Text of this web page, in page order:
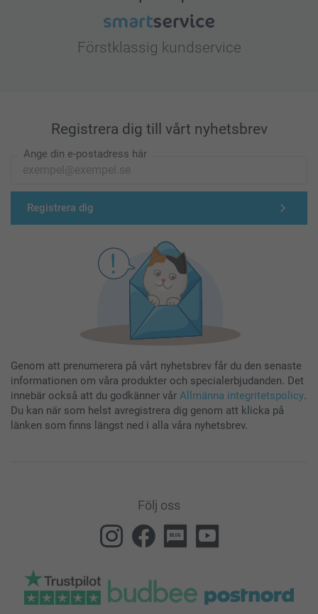
Förstklassig kundservice
Registrera dig till vårt nyhetsbrev
Ange din e-postadress här
Registrera dig
Genom att prenumerera på vårt nyhetsbrev får du den senaste
informationen om våra produkter och specialerbjudanden. Det
innebär också att du godkänner vår Allmänna integritetspolicy.
Du kan när som helst avregistrera dig genom att klicka på
länken som finns längst ned i alla våra nyhetsbrev.
Följ oss